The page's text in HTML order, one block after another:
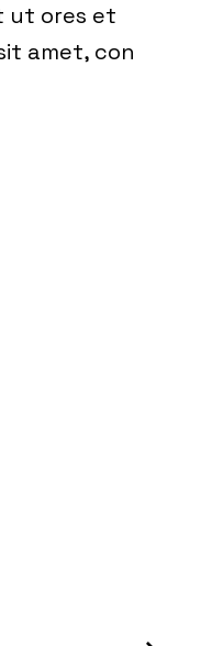
ut ores et
amet, con